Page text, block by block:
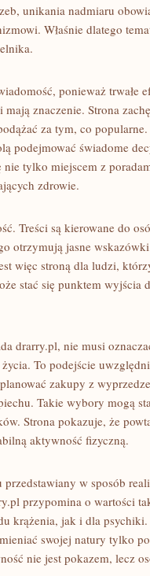
unikania nadmiaru
Właśnie dlatego
ponieważ trwałe
znaczenie. Strona
za tym, co
podejmować świadome
tylko miejscem z
zdrowie.
Treści są kierowane do
otrzymują jasne
więc stroną dla ludzi,
stać się punktem wyjścia
drarry.pl, nie musi
To podejście
zakupy z
Takie wybory mogą
Strona pokazuje, że
aktywność fizyczną.
w sposób
przypomina o wartości
krążenia, jak i dla psychiki.
swojej natury tylko
nie jest pokazem, lecz